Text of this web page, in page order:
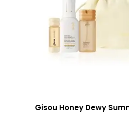
Gisou Honey Dewy